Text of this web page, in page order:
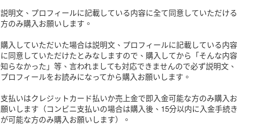
説明文、プロフィールに記載している内容に全て同意していただける
方のみ購入お願いします。
購入していただいた場合は説明文、プロフィールに記載している内容
に同意していただけたとみなしますので、購入してから「そんな内容
知らなかった」等、言われましても対応できませんので必ず説明文、
プロフィールをお読みになってから購入お願いします。
支払いはクレジットカード払いか売上金で即入金可能な方のみ購入お
願いします（コンビニ支払いの場合は購入後、15分以内に入金手続き
が可能な方のみ購入お願いします）。